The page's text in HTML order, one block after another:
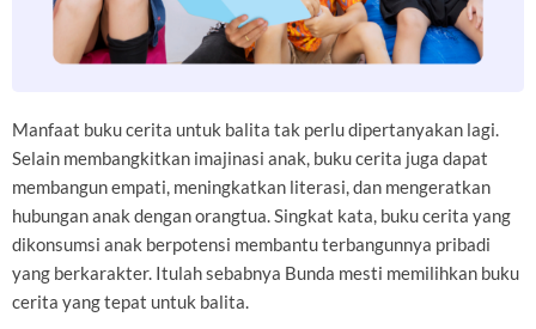
Manfaat buku cerita untuk balita tak perlu dipertanyakan lagi.
Selain membangkitkan imajinasi anak, buku cerita juga dapat
membangun empati, meningkatkan literasi, dan mengeratkan
hubungan anak dengan orangtua. Singkat kata, buku cerita yang
dikonsumsi anak berpotensi membantu terbangunnya pribadi
yang berkarakter. Itulah sebabnya Bunda mesti memilihkan buku
cerita yang tepat untuk balita.